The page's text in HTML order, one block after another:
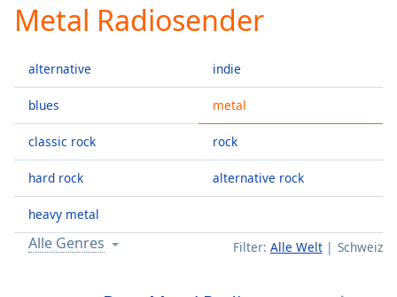
Play
Video
Skip
Skip
Mute
Current
Time0:00
Duration -:-
Loaded:
0.00%
Metal Radiosender
alternative
blues
classic rock
hard rock
heavy metal
indie
metal
rock
alternative rock
Filter: Alle Welt Schweiz
Alle Genres